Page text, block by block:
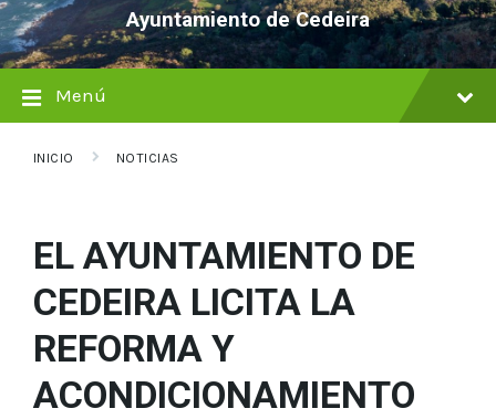
Ayuntamiento de Cedeira
Menú
INICIO NOTICIAS
EL AYUNTAMIENTO DE
CEDEIRA LICITA LA
REFORMA Y
ACONDICIONAMIENTO